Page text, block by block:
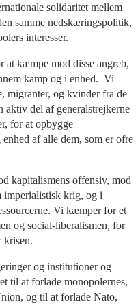
solidaritet mellem
samme nedskæringspolitik,
interesser.
at kæmpe mod disse angreb,
kamp og i enhed. Vi
migranter, og kvinder fra de
del af generalstrejkerne
for at opbygge
af alle dem, som er ofre
kapitalismens offensiv, mod
imperialistisk krig, og i
Vi kæmper for et
og social-liberalismen, for
krisen.
og institutioner og
til at forlade monopolernes,
og til at forlade Nato,